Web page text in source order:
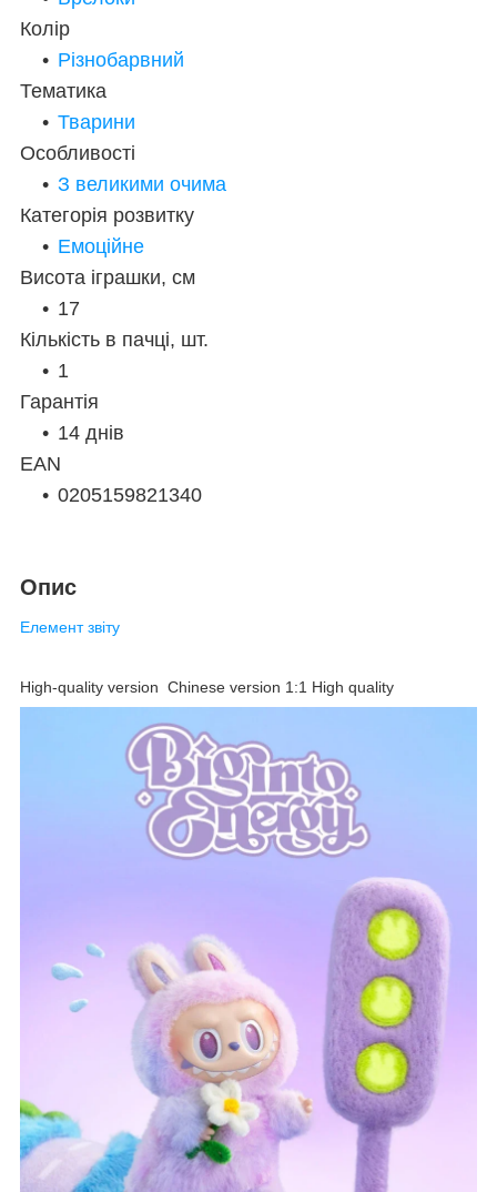
Колір
Різнобарвний
Тематика
Тварини
Особливості
З великими очима
Категорія розвитку
Емоційне
Висота іграшки, см
17
Кількість в пачці, шт.
1
Гарантія
14 днів
EAN
0205159821340
Опис
Елемент звіту
High-quality version Chinese version 1:1 High quality